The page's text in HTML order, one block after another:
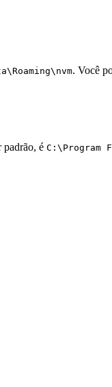
. Você
padrão, é C:\Program